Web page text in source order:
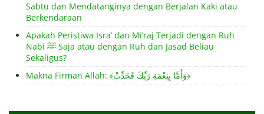
Sabtu dan Mendatanginya dengan Berjalan Kaki atau
Berkendaraan
Apakah Peristiwa Isra’ dan Mi’raj Terjadi dengan Ruh
Nabi ﷺ Saja atau dengan Ruh dan Jasad Beliau
Sekaligus?
Makna Firman Allah: ﴾وَأَمَّا بِنِعْمَةِ رَبِّكَ فَحَدِّثْ﴿